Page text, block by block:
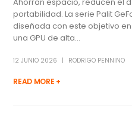
portabilidad. La serie Palit
diseñada con este objetivo
una GPU de alta...
12 JUNIO 2026 RODRIGO PENNINO
READ MORE +